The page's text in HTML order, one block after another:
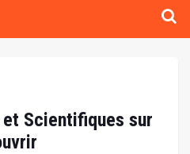
Scientifiques sur